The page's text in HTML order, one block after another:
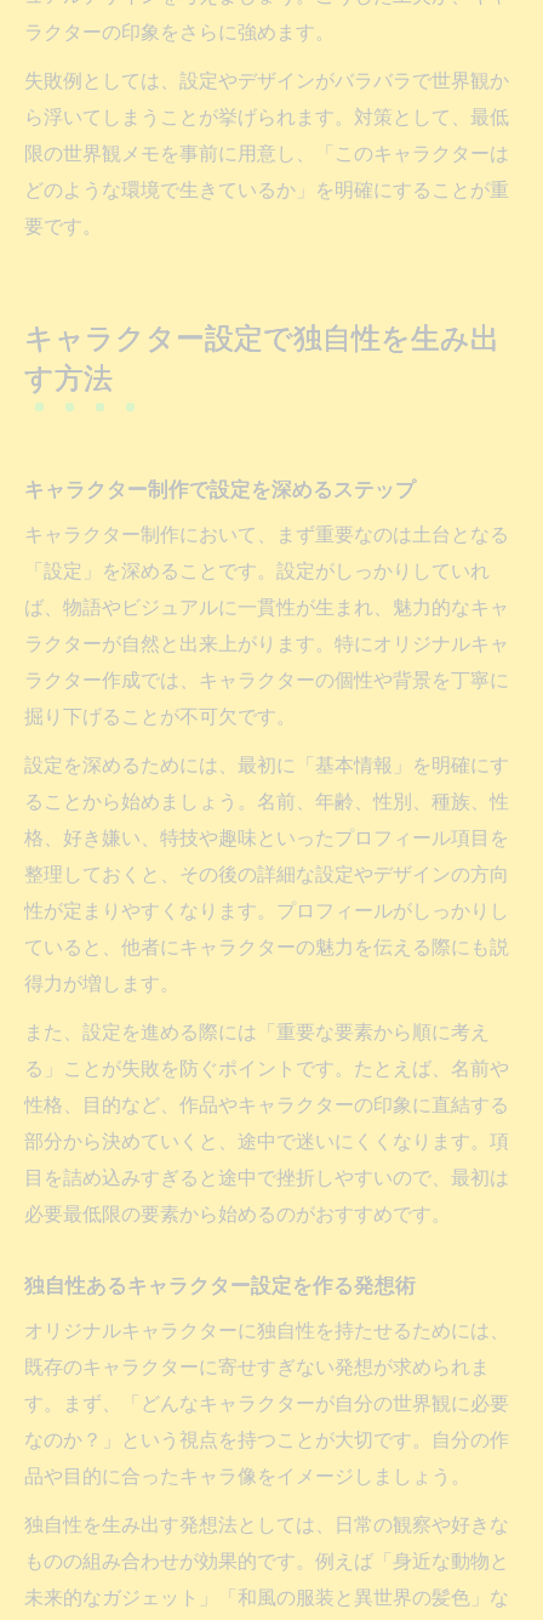
ラクターの印象をさらに強めます。
失敗例としては、設定やデザインがバラバラで世界観か
ら浮いてしまうことが挙げられます。対策として、最低
限の世界観メモを事前に用意し、「このキャラクターは
どのような環境で生きているか」を明確にすることが重
要です。
キャラクター設定で独自性を生み出
す方法
キャラクター制作で設定を深めるステップ
キャラクター制作において、まず重要なのは土台となる
「設定」を深めることです。設定がしっかりしていれ
ば、物語やビジュアルに一貫性が生まれ、魅力的なキャ
ラクターが自然と出来上がります。特にオリジナルキャ
ラクター作成では、キャラクターの個性や背景を丁寧に
掘り下げることが不可欠です。
設定を深めるためには、最初に「基本情報」を明確にす
ることから始めましょう。名前、年齢、性別、種族、性
格、好き嫌い、特技や趣味といったプロフィール項目を
整理しておくと、その後の詳細な設定やデザインの方向
性が定まりやすくなります。プロフィールがしっかりし
ていると、他者にキャラクターの魅力を伝える際にも説
得力が増します。
また、設定を進める際には「重要な要素から順に考え
る」ことが失敗を防ぐポイントです。たとえば、名前や
性格、目的など、作品やキャラクターの印象に直結する
部分から決めていくと、途中で迷いにくくなります。項
目を詰め込みすぎると途中で挫折しやすいので、最初は
必要最低限の要素から始めるのがおすすめです。
独自性あるキャラクター設定を作る発想術
オリジナルキャラクターに独自性を持たせるためには、
既存のキャラクターに寄せすぎない発想が求められま
す。まず、「どんなキャラクターが自分の世界観に必要
なのか？」という視点を持つことが大切です。自分の作
品や目的に合ったキャラ像をイメージしましょう。
独自性を生み出す発想法としては、日常の観察や好きな
ものの組み合わせが効果的です。例えば「身近な動物と
未来的なガジェット」「和風の服装と異世界の髪色」な